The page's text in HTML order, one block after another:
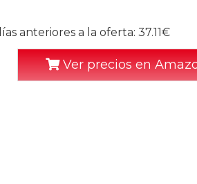
anteriores a la oferta: 37.11€
Ver precios en